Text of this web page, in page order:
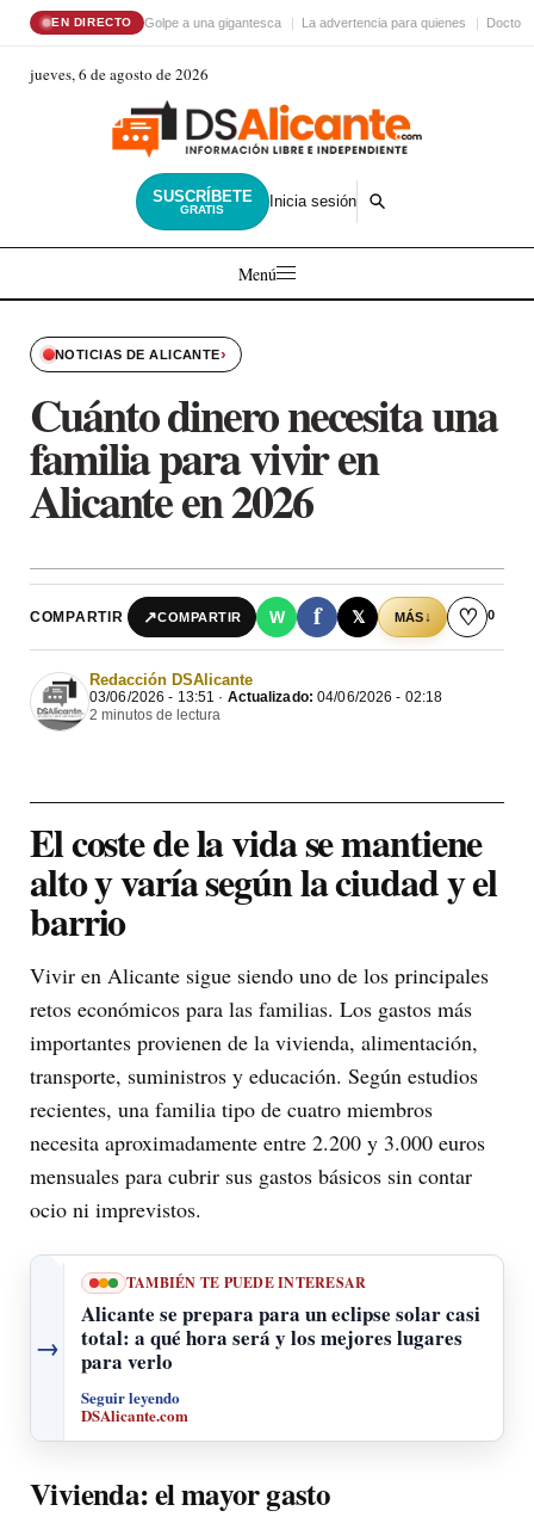
EN DIRECTO Golpe a una gigantesca La advertencia para quienes Doctor
jueves, 6 de agosto de 2026
SUSCRÍBETE
GRATIS Inicia sesión
Menú
NOTICIAS DE ALICANTE›
Cuánto dinero necesita una
familia para vivir en
Alicante en 2026
COMPARTIR ↗COMPARTIR W f 𝕏 MÁS↓ ♡ 0
Redacción DSAlicante
03/06/2026 - 13:51 · Actualizado: 04/06/2026 - 02:18
2 minutos de lectura
El coste de la vida se mantiene
alto y varía según la ciudad y el
barrio
Vivir en Alicante sigue siendo uno de los principales
retos económicos para las familias. Los gastos más
importantes provienen de la vivienda, alimentación,
transporte, suministros y educación. Según estudios
recientes, una familia tipo de cuatro miembros
necesita aproximadamente entre 2.200 y 3.000 euros
mensuales para cubrir sus gastos básicos sin contar
ocio ni imprevistos.
→
TAMBIÉN TE PUEDE INTERESAR
Alicante se prepara para un eclipse solar casi
total: a qué hora será y los mejores lugares
para verlo
Seguir leyendo
DSAlicante.com
Vivienda: el mayor gasto